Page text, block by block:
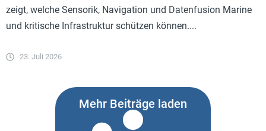
zeigt, welche Sensorik, Navigation und Datenfusion Marine
und kritische Infrastruktur schützen können....
23. Juli 2026
Mehr Beiträge laden